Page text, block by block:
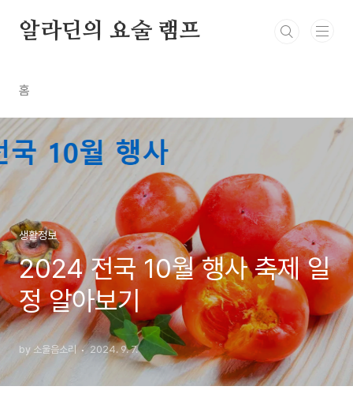
알라딘의 요술 램프
홈
생활정보
2024 전국 10월 행사 축제 일
정 알아보기
by 소울음소리 2024. 9. 7.